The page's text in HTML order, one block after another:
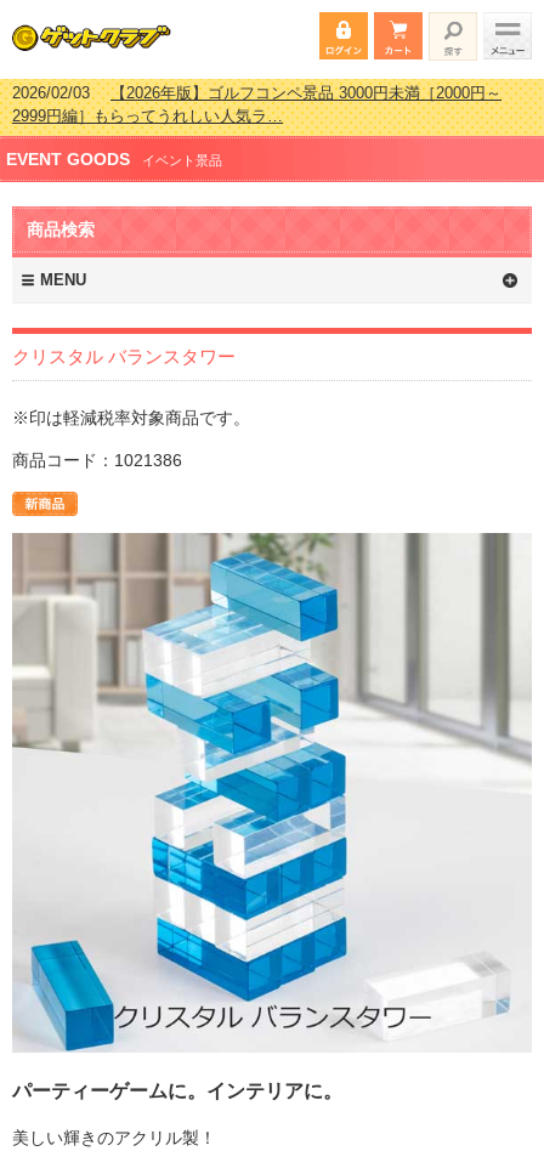
2026/02/03【2026年版】ゴルフコンペ景品 3000円未満［2000円～
2999円編］もらってうれしい人気ラ…
2026/07/15【2026年版】ビンゴゲーム景品おすすめ金額別人気ランキ
ング 更新しました！
2026/04/03【2026年版】ゴルフコンペ景品 3000円未満［2000円～
2999円編］もらってうれしい人気ラ…
2026/02/16
新しました！
EVENT GOODS イベント景品
商品検索
MENU
クリスタル バランスタワー
※印は軽減税率対象商品です。
商品コード：1021386
パーティーゲームに。インテリアに。
美しい輝きのアクリル製！